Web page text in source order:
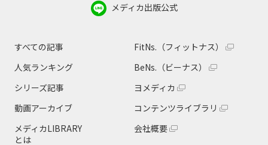
メディカ出版公式
すべての記事
人気ランキング
シリーズ記事
動画アーカイブ
メディカLIBRARY
とは
FitNs.（フィットナス）
BeNs.（ビーナス）
ヨメディカ
コンテンツライブラリ
会社概要